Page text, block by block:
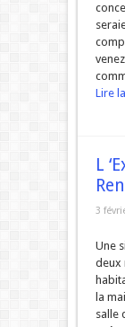
Lire
L
3
Une
deux
la
salle